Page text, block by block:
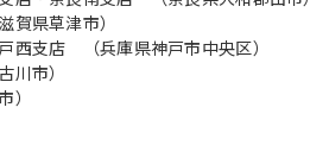
県草津市）
西支店 （兵庫県神戸市中央区）
市）